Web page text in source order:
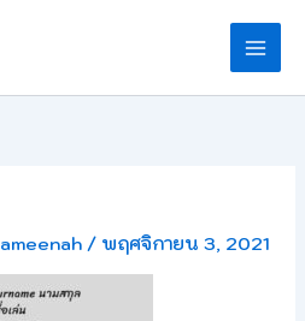
ameenah/ พฤศจิกายน 3, 2021